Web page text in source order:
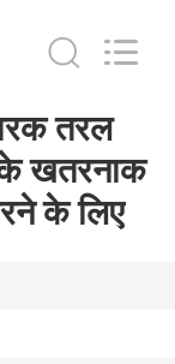
तरल
के खतरनाक
के लिए